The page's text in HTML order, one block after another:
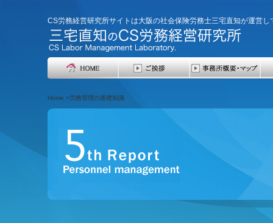
CS労務経営研究所サイトは大阪の社会保険労務士三宅直知が運営し
Home >労務管理の基礎知識